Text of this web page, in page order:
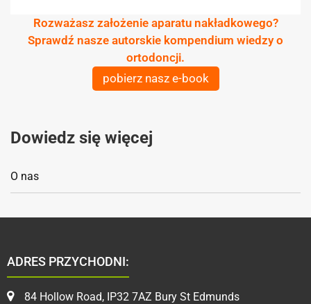
Rozważasz założenie aparatu nakładkowego?
Sprawdź nasze autorskie kompendium wiedzy o
ortodoncji.
pobierz nasz e-book
Dowiedz się więcej
O nas
ADRES PRZYCHODNI:
84 Hollow Road, IP32 7AZ Bury St Edmunds